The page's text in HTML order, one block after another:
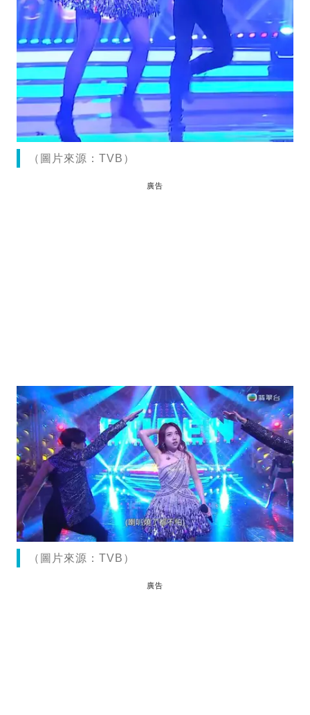
（圖片來源：TVB）
廣告
（圖片來源：TVB）
廣告